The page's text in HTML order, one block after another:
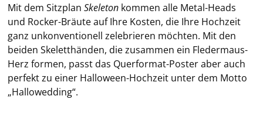
Mit dem Sitz­plan Ske­le­ton kom­men alle Metal-​Heads
und Rocker-​Bräute auf Ihre Kos­ten, die Ihre Hoch­zeit
ganz un­kon­ven­tio­nell ze­le­brie­ren möch­ten. Mit den
bei­den Ske­lett­hän­den, die zu­sam­men ein Fledermaus-​
Herz for­men, passt das Querformat-​Poster aber auch
per­fekt zu einer Halloween-​Hochzeit unter dem Motto
„Hal­lo­wed­ding“.